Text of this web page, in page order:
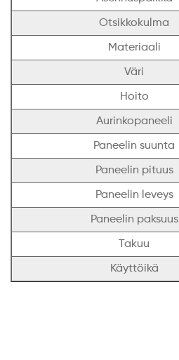
Otsikkokulma
Materiaali
Väri
Hoito
Aurinkopaneeli
Paneelin suunta
Paneelin pituus
Paneelin leveys
Paneelin paksuus
Takuu
Käyttöikä